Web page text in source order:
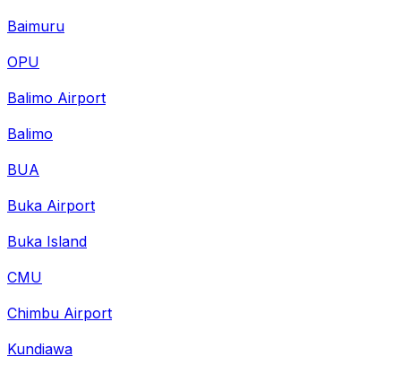
Baimuru
OPU
Balimo Airport
Balimo
BUA
Buka Airport
Buka Island
CMU
Chimbu Airport
Kundiawa